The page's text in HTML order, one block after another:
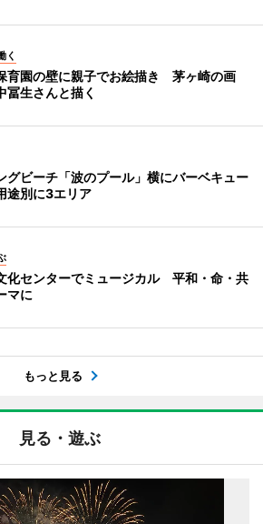
く
育園の壁に親子でお絵描き 茅ヶ崎の画
冨生さんと描く
グビーチ「波のプール」横にバーベキュー
別に3エリア
化センターでミュージカル 平和・命・共
マに
もっと見る
見る・遊ぶ